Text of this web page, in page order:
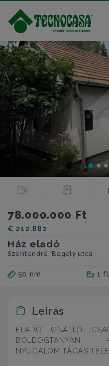
78.000.000 Ft
€ 212.882
Ház eladó
Szentendre, Bagoly utca
50 nm 1
Leírás
ELADÓ ÖNÁLLÓ
BOLDOGTANYÁN
NYUGALOM TÁGAS